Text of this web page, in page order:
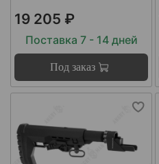
19 205 ₽
Поставка 7 - 14 дней
Под заказ